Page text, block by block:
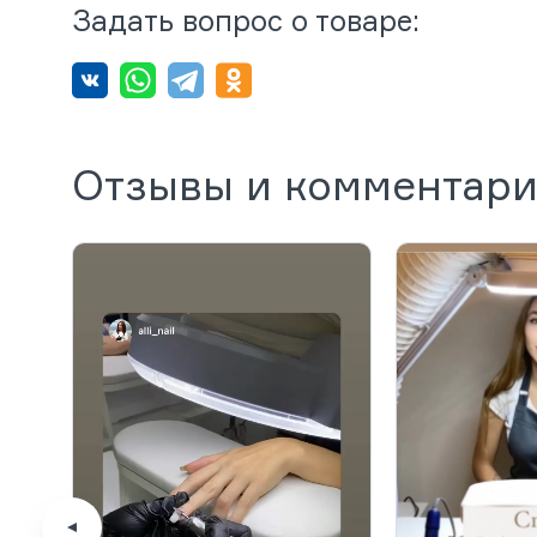
Задать вопрос о товаре:
Отзывы и